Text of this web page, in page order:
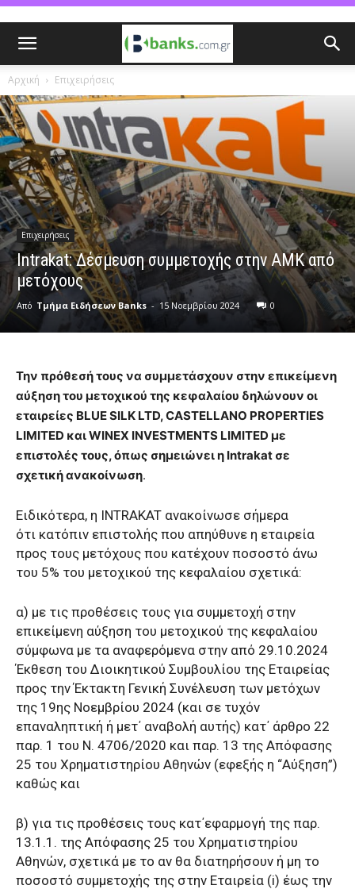
Αρχική Επιχειρήσεις
Επιχειρήσεις
Intrakat: Δέσμευση συμμετοχής στην ΑΜΚ από
μετόχους
Από Τμήμα Ειδήσεων Banks - 15 Νοεμβρίου 2024 0
Την πρόθεσή τους να συμμετάσχουν στην επικείμενη
αύξηση του μετοχικού της κεφαλαίου δηλώνουν οι
εταιρείες BLUE SILK LTD, CASTELLANO PROPERTIES
LIMITED και WINEX INVESTMENTS LIMITED με
επιστολές τους, όπως σημειώνει η Intrakat σε
σχετική ανακοίνωση.
Ειδικότερα, η INTRAKAT ανακοίνωσε σήμερα
ότι κατόπιν επιστολής που απηύθυνε η εταιρεία
προς τους μετόχους που κατέχουν ποσοστό άνω
του 5% του μετοχικού της κεφαλαίου σχετικά:
α) με τις προθέσεις τους για συμμετοχή στην
επικείμενη αύξηση του μετοχικού της κεφαλαίου
σύμφωνα με τα αναφερόμενα στην από 29.10.2024
Έκθεση του Διοικητικού Συμβουλίου της Εταιρείας
προς την Έκτακτη Γενική Συνέλευση των μετόχων
της 19ης Νοεμβρίου 2024 (και σε τυχόν
επαναληπτική ή μετ΄ αναβολή αυτής) κατ΄ άρθρο 22
παρ. 1 του Ν. 4706/2020 και παρ. 13 της Απόφασης
25 του Χρηματιστηρίου Αθηνών (εφεξής η “Αύξηση”)
καθώς και
β) για τις προθέσεις τους κατ΄εφαρμογή της παρ.
13.1.1. της Απόφασης 25 του Χρηματιστηρίου
Αθηνών, σχετικά με το αν θα διατηρήσουν ή μη το
ποσοστό συμμετοχής της στην Εταιρεία (i) έως την